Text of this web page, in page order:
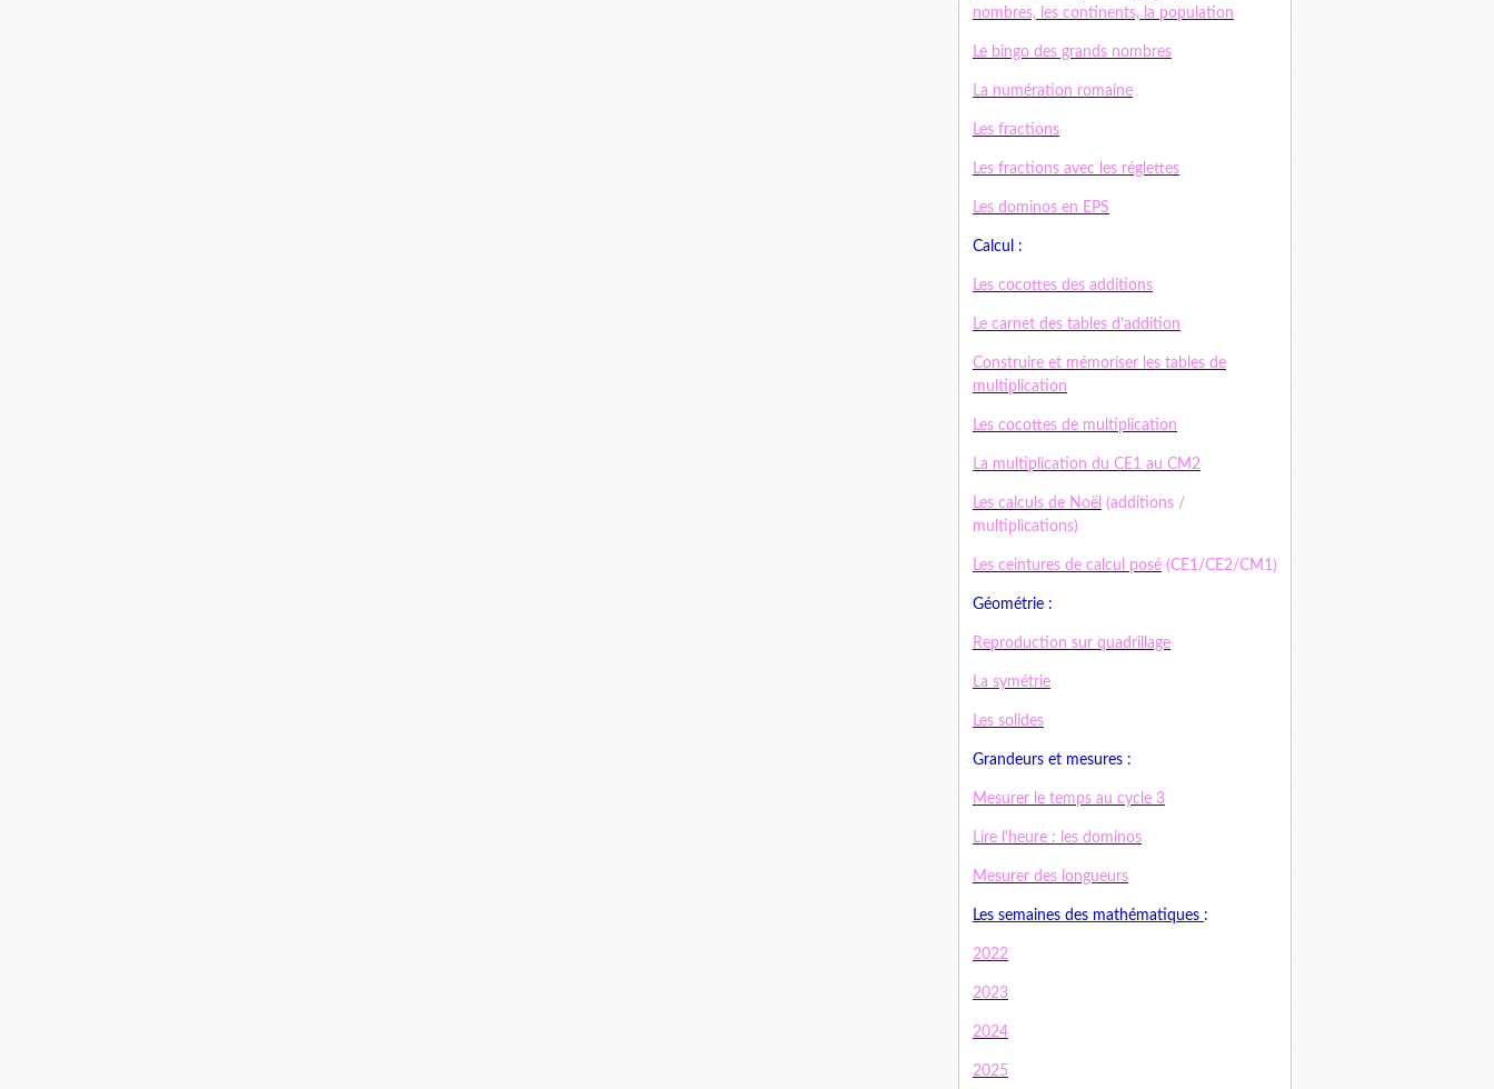
nombres, les continents, la population
Le bingo des grands nombres
La numération romaine
Les fractions
Les fractions avec les réglettes
Les dominos en EPS
Calcul :
Les cocottes des additions
Le carnet des tables d'addition
Construire et mémoriser les tables de
multiplication
Les cocottes de multiplication
La multiplication du CE1 au CM2
Les calculs de Noël (additions /
multiplications)
Les ceintures de calcul posé (CE1/CE2/CM1)
Géométrie :
Reproduction sur quadrillage
La symétrie
Les solides
Grandeurs et mesures :
Mesurer le temps au cycle 3
Lire l'heure : les dominos
Mesurer des longueurs
Les semaines des mathématiques :
2022
2023
2024
2025